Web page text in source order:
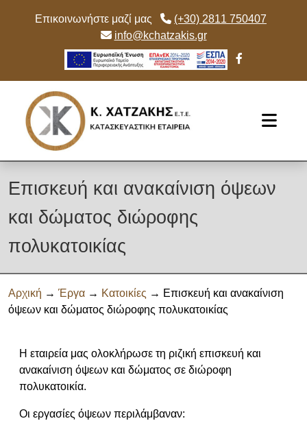
Επικοινωνήστε μαζί μας
(+30) 2811 750407
info@kchatzakis.gr
Επισκευή και ανακαίνιση όψεων
και δώματος διώροφης
πολυκατοικίας
Αρχική → Έργα → Κατοικίες → Επισκευή και ανακαίνιση
όψεων και δώματος διώροφης πολυκατοικίας
Η εταιρεία μας ολοκλήρωσε τη ριζική επισκευή και
ανακαίνιση όψεων και δώματος σε διώροφη
πολυκατοικία.
Οι εργασίες όψεων περιλάμβαναν: